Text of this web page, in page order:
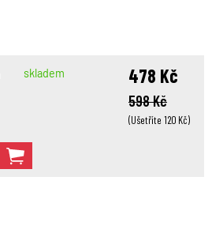
skladem
598 Kč
(Ušetříte 120 Kč)
478 Kč